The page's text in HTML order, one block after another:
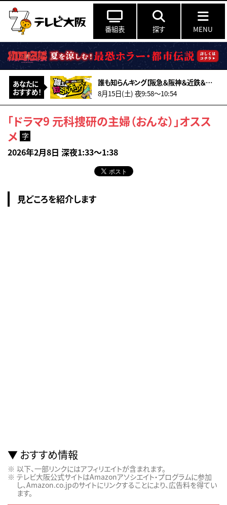
番組表 探す MENU
あなたに
おすすめ！
誰も知らんキング【阪急＆阪神＆近鉄＆南海＆メトロ…鉄道ミステリー2026夏】
8月15日(土) 夜9:58〜10:54
「ドラマ9 元科捜研の主婦（おんな）」オスス
メ 字
2026年2月8日 深夜1:33～1:38
見どころを紹介します
おすすめ情報
以下、一部リンクにはアフィリエイトが含まれます。
テレビ大阪公式サイトはAmazonアソシエイト・プログラムに参加
し、Amazon.co.jpのサイトにリンクすることにより、広告料を得てい
ます。